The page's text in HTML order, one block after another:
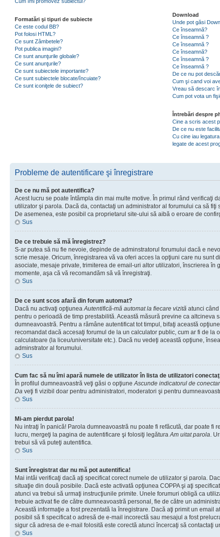
Formatări şi tipuri de subiecte
Ce este codul BB?
Pot folosi HTML?
Ce sunt Zâmbetele?
Pot publica imagini?
Ce sunt anunţurile globale?
Ce sunt anunţurile?
Ce sunt subiectele importante?
Ce sunt subiectele blocate/încuiate?
Ce sunt iconiţele de subiect?
Download
Unde pot găsi
Ce înseamnă?
Ce înseamnă ?
Ce înseamnă ?
Ce înseamnă?
Ce înseamnă ?
Ce înseamnă ?
De ce nu pot
Cum şi cand voi
Vreau să descarc
Cum pot vota un
Întrebări despre
Cine a scris acest
De ce nu este
Cu cine iau
legate de acest
Probleme de autentificare şi înregistrare
De ce nu mă pot autentifica?
Acest lucru se poate întâmpla din mai multe motive. În primul rând verificaţi
utilizator şi parola. Dacă da, contactaţi un administrator al forumului ca să fiţi
De asemenea, este posibil ca proprietarul site-ului să aibă o eroare de
Sus
De ce trebuie să mă înregistrez?
S-ar putea să nu fie nevoie, depinde de adminstratorul forumului dacă e
scrie mesaje. Oricum, înregistrarea vă va oferi acces la opţiuni care nu sunt
asociate, mesaje private, trimiterea de email-uri altor utilizatori, înscrierea în
momente, aşa că vă recomandăm să vă înregistraţi.
Sus
De ce sunt scos afară din forum automat?
Dacă nu activaţi opţiuneaAutentifică-mă automat la fiecare vizită atunci
pentru o perioadă de timp prestabilită. Această măsură previne ca altcineva
dumneavoastră. Pentru a rămâne autentificat tot timpul, bifaţi această
recomandat dacă accesaţi forumul de la un calculator public, cum ar fi de la
calculatoare (la liceu/universitate etc.). Dacă nu vedeţi această opţiune,
adminstrator al forumului.
Sus
Cum fac să nu îmi apară numele de utilizator în lista de utilizatori
În profilul dumneavoastră veţi găsi o opţiuneAscunde indicatorul de
Da veţi fi vizibil doar pentru administratori, moderatori şi pentru
Sus
Mi-am pierdut parola!
Nu intraţi în panică! Parola dumneavoastră nu poate fi refăcută, dar poate fi
lucru, mergeţi la pagina de autentificare şi folosiţi legăturaAm uitat parola.
trebui să vă puteţi autentifica.
Sus
Sunt înregistrat dar nu mă pot autentifica!
Mai intâi verificaţi dacă aţi specificat corect numele de utilizator şi parola.
situaţie din două posibile. Dacă este activată opţiunea COPPA şi aţi
atunci va trebui să urmaţi instrucţiunile primite. Unele forumuri obligă ca
trebuie activat fie de către dumneavoastră personal, fie de către un
Această informaţie a fost prezentată la înregistrare. Dacă aţi primit un email
posibil să fi specificat o adresă de e-mail incorectă sau mesajul a fost
sigur că adresa de e-mail folosită este corectă atunci încercaţi să contactaţi
Sus